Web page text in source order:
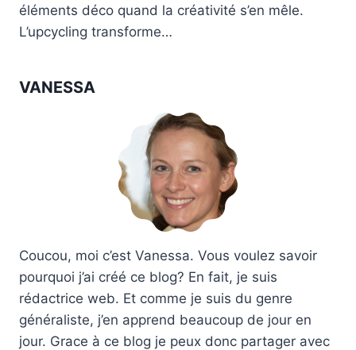
éléments déco quand la créativité s’en mêle.
L’upcycling transforme…
VANESSA
Coucou, moi c’est Vanessa. Vous voulez savoir
pourquoi j’ai créé ce blog? En fait, je suis
rédactrice web. Et comme je suis du genre
généraliste, j’en apprend beaucoup de jour en
jour. Grace à ce blog je peux donc partager avec